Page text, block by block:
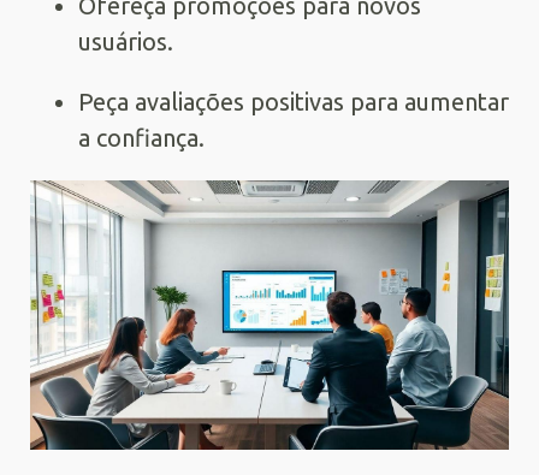
usuários.
Peça avaliações positivas para aumentar
a confiança.